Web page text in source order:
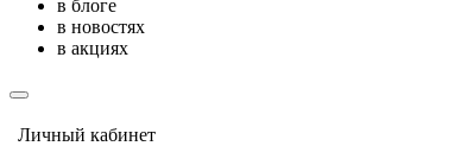
в блоге
в новостях
в акциях
Личный кабинет